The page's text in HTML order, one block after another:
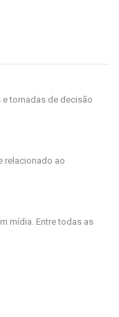
tomadas de decisão
relacionado ao
mídia. Entre todas as